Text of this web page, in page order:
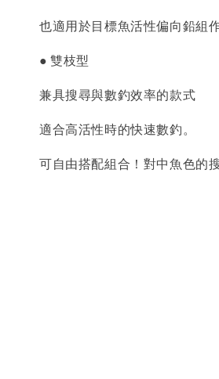
也適用於目標魚活性偏向鉛組
● 雙枝型
兼具搜尋與數釣效率的款式
適合高活性時的快速數釣。
可自由搭配組合！對中魚色的